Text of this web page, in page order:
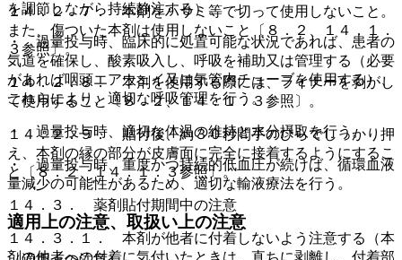
１４．２．７． 本剤をハサミ等で切って使用しないこと。
また、傷ついた本剤は使用しないこと〔８．２、１４．１．
３参照〕。
１４．２．８． 本剤を使用する際には、ライナーを剥がし
て使用すること〔８．２、１４．１．３参照〕。
１４．２．９． 貼付後、約３０秒間手のひらでしっかり押
え、本剤の縁の部分が皮膚面に完全に接着するようにするこ
と〔８．２、１４．１．３参照〕。
１４．３． 薬剤貼付期間中の注意
１４．３．１． 本剤が他者に付着しないよう注意する（本
剤の他者への付着に気付いたときは、直ちに剥離し、付着部
を調節しながら持続静注する）。
・ 過量投与時、臨床的に処置可能な状況であれば、患者の
気道を確保し、酸素吸入し、呼吸を補助又は管理する（必要
があれば咽頭エアウェイ又は気管内チューブを使用する）、
これらにより、適切な呼吸管理を行う。
・ 過量投与時、適切な体温の維持と水分摂取を行う。
・ 過量投与時、重度かつ持続的低血圧が続けば、循環血液
量減少の可能性があるため、適切な輸液療法を行う。
適用上の注意、取扱い上の注意